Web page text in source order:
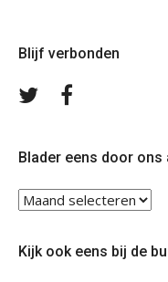
Blijf verbonden
Volg
Blader eens door ons
Blader
eens
ons
Kijk ook eens bij de